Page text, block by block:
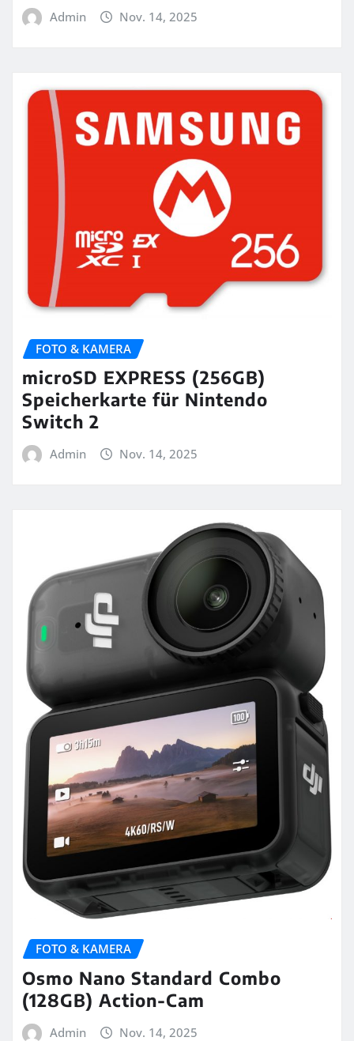
Admin Nov. 14, 2025
FOTO & KAMERA
microSD EXPRESS (256GB)
Speicherkarte für Nintendo
Switch 2
Admin Nov. 14, 2025
FOTO & KAMERA
Osmo Nano Standard Combo
(128GB) Action-Cam
Admin Nov. 14, 2025